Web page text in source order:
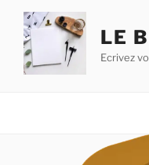
Aller
contenu
principal
LE
Ecrivez